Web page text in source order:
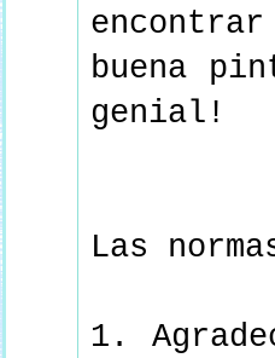
buena
genial!
Las
1.